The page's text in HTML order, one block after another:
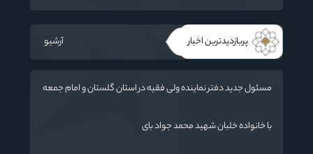
پربازدیدترین اخبار آرشیو
مسئول جدید دفتر نماینده ولی فقیه در استان گلستان و امام جمعه
با خانواده خلبان شهید محمد جواد بای